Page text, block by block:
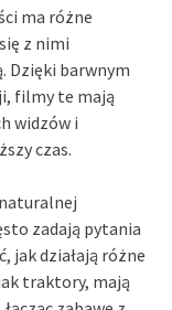
ma różne
z nimi
Dzięki barwnym
filmy te mają
widzów i
czas.
zadają pytania
jak działają różne
traktory, mają